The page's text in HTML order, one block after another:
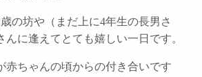
の坊や（まだ上に4年生の長男さ
んに逢えてとても嬉しい一日です。
赤ちゃんの頃からの付き合いです